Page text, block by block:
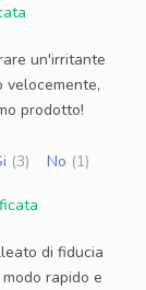
un'irritante
velocemente,
prodotto!
(3) No (1)
di fiducia
rapido e